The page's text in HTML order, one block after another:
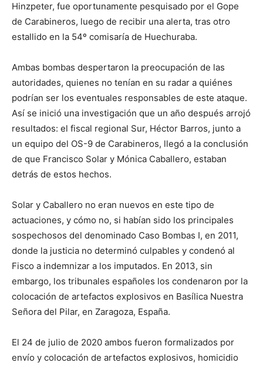
Hinzpeter, fue oportunamente pesquisado por el Gope
de Carabineros, luego de recibir una alerta, tras otro
estallido en la 54º comisaría de Huechuraba.
Ambas bombas despertaron la preocupación de las
autoridades, quienes no tenían en su radar a quiénes
podrían ser los eventuales responsables de este ataque.
Así se inició una investigación que un año después arrojó
resultados: el fiscal regional Sur, Héctor Barros, junto a
un equipo del OS-9 de Carabineros, llegó a la conclusión
de que Francisco Solar y Mónica Caballero, estaban
detrás de estos hechos.
Solar y Caballero no eran nuevos en este tipo de
actuaciones, y cómo no, si habían sido los principales
sospechosos del denominado Caso Bombas I, en 2011,
donde la justicia no determinó culpables y condenó al
Fisco a indemnizar a los imputados. En 2013, sin
embargo, los tribunales españoles los condenaron por la
colocación de artefactos explosivos en Basílica Nuestra
Señora del Pilar, en Zaragoza, España.
El 24 de julio de 2020 ambos fueron formalizados por
envío y colocación de artefactos explosivos, homicidio